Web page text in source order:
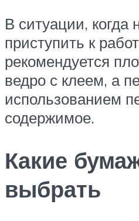
В ситуации, когда
приступить к
рекомендуется
ведро с клеем, а
использованием
содержимое.
Какие
выбрать